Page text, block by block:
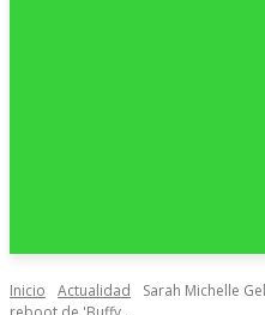
Inicio Actualidad
Sarah Michelle